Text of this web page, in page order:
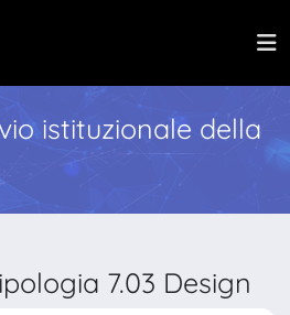
istituzionale della
7.03 Design